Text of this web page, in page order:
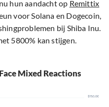
hun aandacht op Remittix
voor Solana en Dogecoin,
bij Shiba Inu.
5800% kan stijgen.
Mixed Reactions